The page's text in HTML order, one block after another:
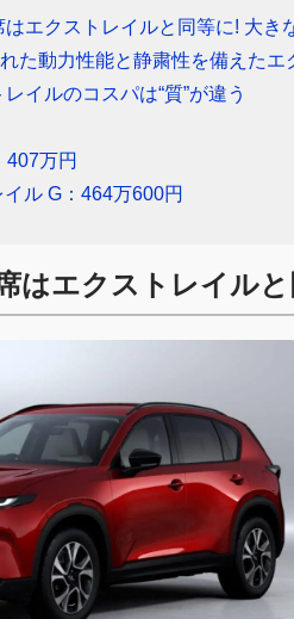
エクストレイルと同等に! 大き
た動力性能と静粛性を備えたエ
イルのコスパは“質”が違う
407万円
ル G：464万600円
はエクストレイル